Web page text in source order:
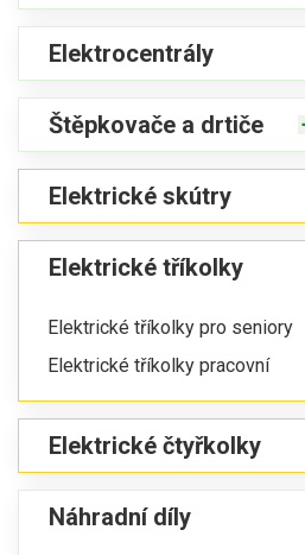
Elektrocentrály
Štěpkovače a drtiče
Elektrické skútry
Elektrické tříkolky
Elektrické tříkolky pro seniory
Elektrické tříkolky pracovní
Elektrické čtyřkolky
Náhradní díly